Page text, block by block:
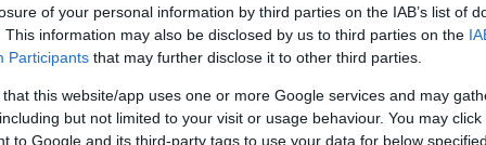
of your personal information by third parties on the IAB’s list of
This information may also be disclosed by us to third parties on the
Participants that may further disclose it to other third parties.
that this website/app uses one or more Google services and may
but not limited to your visit or usage behaviour. You may
to Google and its third-party tags to use your data for below
Az illetékes hatóságok megállapították,
hogy Freeman bizonyosan nem fogyasztott
sem alkoholt, sem kábítószert, ugyanakkor
az útfelügyelet munkatársa, Ben Williams